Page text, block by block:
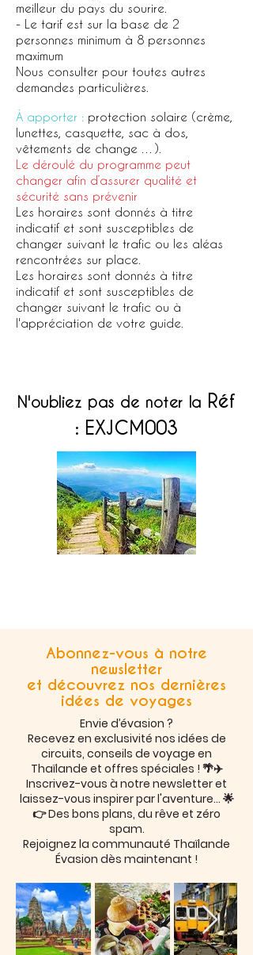
meilleur du pays du sourire.
- Le tarif est sur la base de 2
personnes minimum à 8 personnes
maximum
Nous consulter pour toutes autres
demandes particulières.
À apporter : protection solaire (crème,
lunettes, casquette, sac à dos,
vêtements de change …).
Le déroulé du programme peut
changer afin d’assurer qualité et
sécurité sans prévenir
Les horaires sont donnés à titre
indicatif et sont susceptibles de
changer suivant le trafic ou les aléas
rencontrées sur place.
Les horaires sont donnés à titre
indicatif et sont susceptibles de
changer suivant le trafic ou à
l'appréciation de votre guide.
N'oubliez pas de noter la Réf
: EXJCM003
Abonnez-vous à notre
newsletter
et découvrez nos dernières
idées de voyages
Envie d’évasion ?
Recevez en exclusivité nos idées de
circuits, conseils de voyage en
Thaïlande et offres spéciales ! 🌴✈️
Inscrivez-vous à notre newsletter et
laissez-vous inspirer par l'aventure… 🌟
👉 Des bons plans, du rêve et zéro
spam.
Rejoignez la communauté Thaïlande
Évasion dès maintenant !